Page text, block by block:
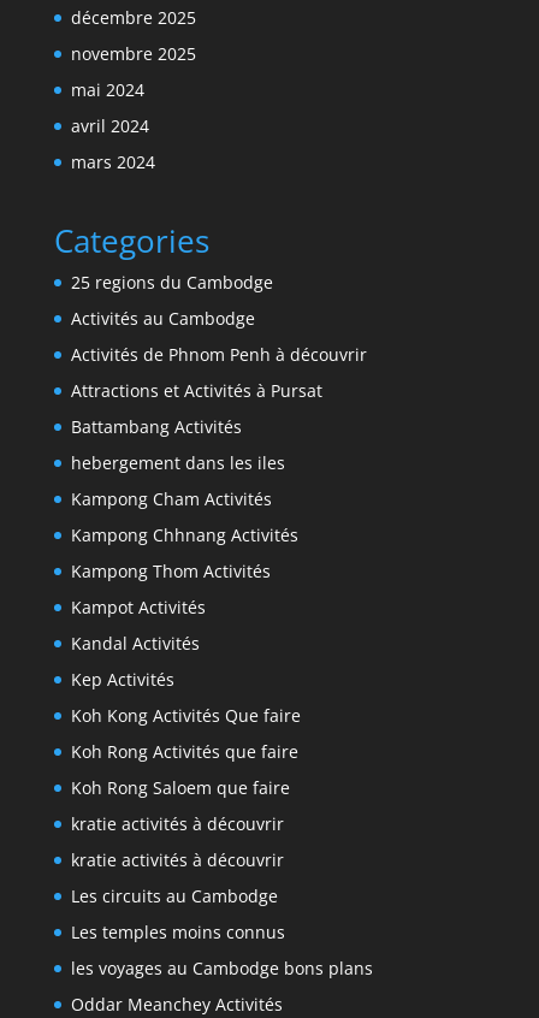
décembre 2025
novembre 2025
mai 2024
avril 2024
mars 2024
Categories
25 regions du Cambodge
Activités au Cambodge
Activités de Phnom Penh à découvrir
Attractions et Activités à Pursat
Battambang Activités
hebergement dans les iles
Kampong Cham Activités
Kampong Chhnang Activités
Kampong Thom Activités
Kampot Activités
Kandal Activités
Kep Activités
Koh Kong Activités Que faire
Koh Rong Activités que faire
Koh Rong Saloem que faire
kratie activités à découvrir
kratie activités à découvrir
Les circuits au Cambodge
Les temples moins connus
les voyages au Cambodge bons plans
Oddar Meanchey Activités